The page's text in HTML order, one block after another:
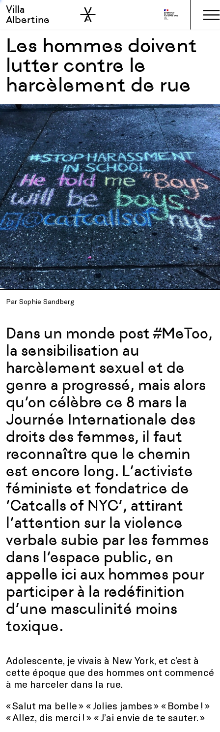
Skip to main
Skip to sidebar
Villa
Albertine
Les hommes doivent
lutter contre le
harcèlement de rue
Par Sophie Sandberg
Dans un monde post #MeToo,
la sensibilisation au
harcèlement sexuel et de
genre a progressé, mais alors
qu’on célèbre ce 8 mars la
Journée Internationale des
droits des femmes, il faut
reconnaître que le chemin
est encore long. L’activiste
féministe et fondatrice de
‘Catcalls of NYC’, attirant
l’attention sur la violence
verbale subie par les femmes
dans l’espace public, en
appelle ici aux hommes pour
participer à la redéfinition
d’une masculinité moins
toxique.
Adolescente, je vivais à New York, et c’est à
cette époque que des hommes ont commencé
à me harceler dans la rue.
« Salut ma belle » « Jolies jambes » « Bombe ! »
« Allez, dis merci ! » « J’ai envie de te sauter. »